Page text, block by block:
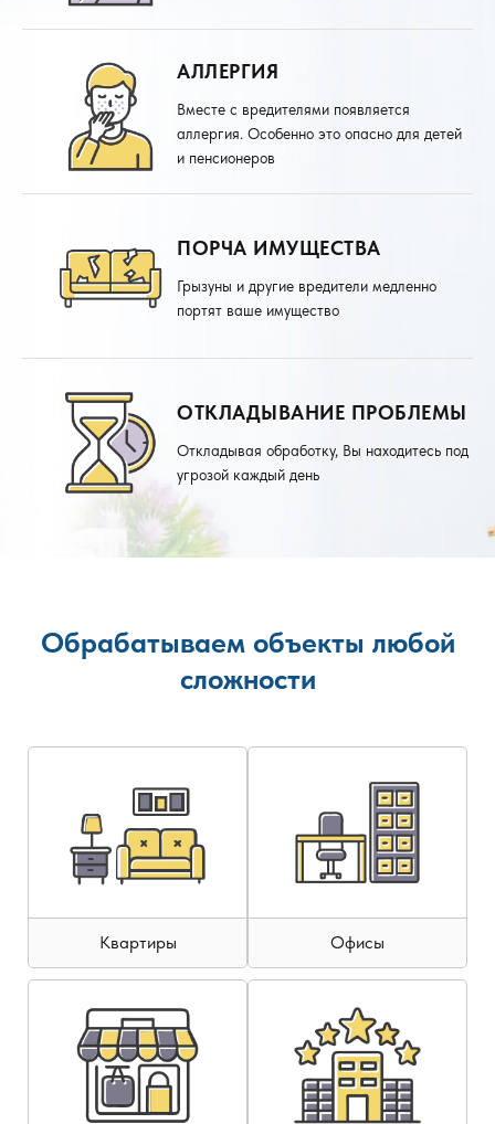
АЛЛЕРГИЯ
Вместе с вредителями появляется
аллергия. Особенно это опасно для детей
и пенсионеров
ПОРЧА ИМУЩЕСТВА
Грызуны и другие вредители медленно
портят ваше имущество
ОТКЛАДЫВАНИЕ ПРОБЛЕМЫ
Откладывая обработку, Вы находитесь под
угрозой каждый день
Обрабатываем объекты любой
сложности
Квартиры Офисы